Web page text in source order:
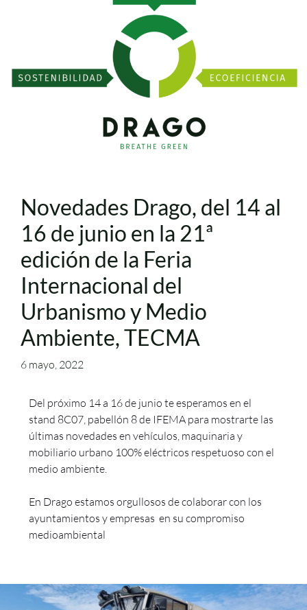
Novedades Drago, del 14 al
16 de junio en la 21ª
edición de la Feria
Internacional del
Urbanismo y Medio
Ambiente, TECMA
6 mayo, 2022
Del próximo 14 a 16 de junio te esperamos en el
stand 8C07, pabellón 8 de IFEMA para mostrarte las
últimas novedades en vehículos, maquinaria y
mobiliario urbano 100% eléctricos respetuoso con el
medio ambiente.
En Drago estamos orgullosos de colaborar con los
ayuntamientos y empresas en su compromiso
medioambiental